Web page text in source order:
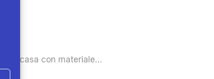
en casa con materiale…